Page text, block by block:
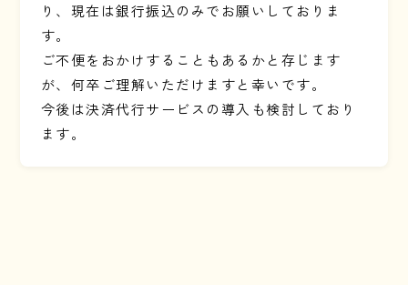
り、現在は銀行振込のみでお願いしておりま
す。
ご不便をおかけすることもあるかと存じます
が、何卒ご理解いただけますと幸いです。
今後は決済代行サービスの導入も検討しており
ます。